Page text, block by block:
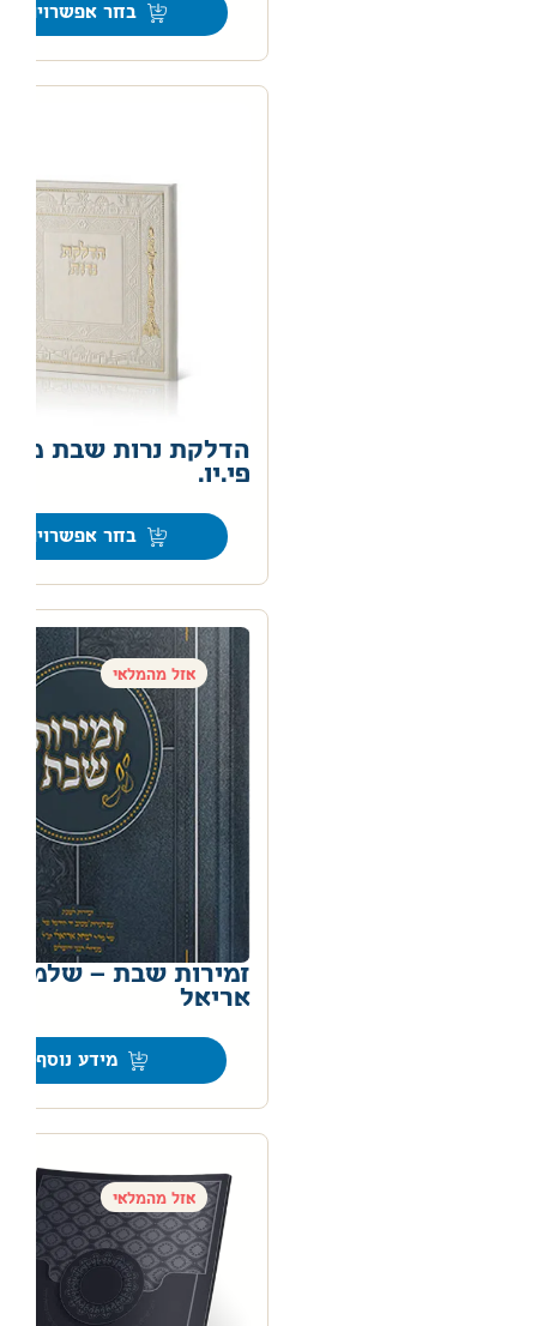
בחר אפשרויות
הדלקת נרות שבת
פי.יו.
בחר אפשרויות
אזל מהמלאי
זמירות שבת – שלמי
אריאל
מידע נוסף
אזל מהמלאי